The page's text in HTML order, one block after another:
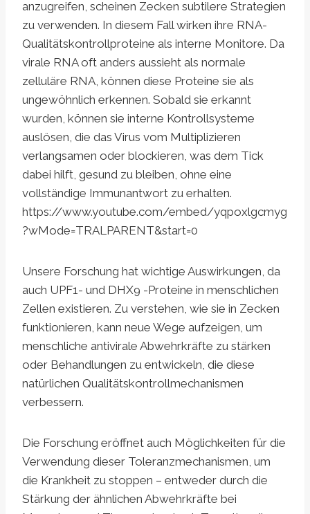
anzugreifen, scheinen Zecken subtilere Strategien
zu verwenden. In diesem Fall wirken ihre RNA-
Qualitätskontrollproteine als interne Monitore. Da
virale RNA oft anders aussieht als normale
zelluläre RNA, können diese Proteine sie als
ungewöhnlich erkennen. Sobald sie erkannt
wurden, können sie interne Kontrollsysteme
auslösen, die das Virus vom Multiplizieren
verlangsamen oder blockieren, was dem Tick
dabei hilft, gesund zu bleiben, ohne eine
vollständige Immunantwort zu erhalten.
https://www.youtube.com/embed/yqpoxlgcmyg
?wMode=TRALPARENT&start=0
Unsere Forschung hat wichtige Auswirkungen, da
auch UPF1- und DHX9 -Proteine in menschlichen
Zellen existieren. Zu verstehen, wie sie in Zecken
funktionieren, kann neue Wege aufzeigen, um
menschliche antivirale Abwehrkräfte zu stärken
oder Behandlungen zu entwickeln, die diese
natürlichen Qualitätskontrollmechanismen
verbessern.
Die Forschung eröffnet auch Möglichkeiten für die
Verwendung dieser Toleranzmechanismen, um
die Krankheit zu stoppen – entweder durch die
Stärkung der ähnlichen Abwehrkräfte bei